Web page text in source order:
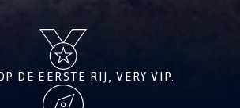
DE EERSTE RIJ, VERY VIP.